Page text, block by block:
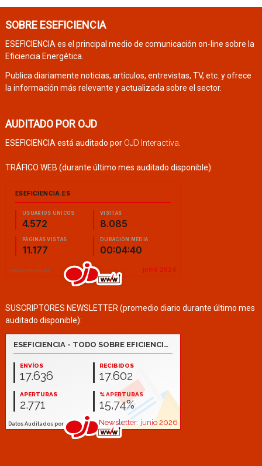
SOBRE ESEFICIENCIA
ESEFICIENCIA es el principal medio de comunicación on-line sobre la
Eficiencia Energética.
Publica diariamente noticias, artículos, entrevistas, TV, etc. y ofrece
la información más relevante y actualizada sobre el sector.
AUDITADO POR OJD
ESEFICIENCIA está auditado por OJD Interactiva
TRÁFICO WEB (durante último mes auditado disponible):
SUSCRIPTORES NEWSLETTER (promedio diario durante último mes
auditado disponible):